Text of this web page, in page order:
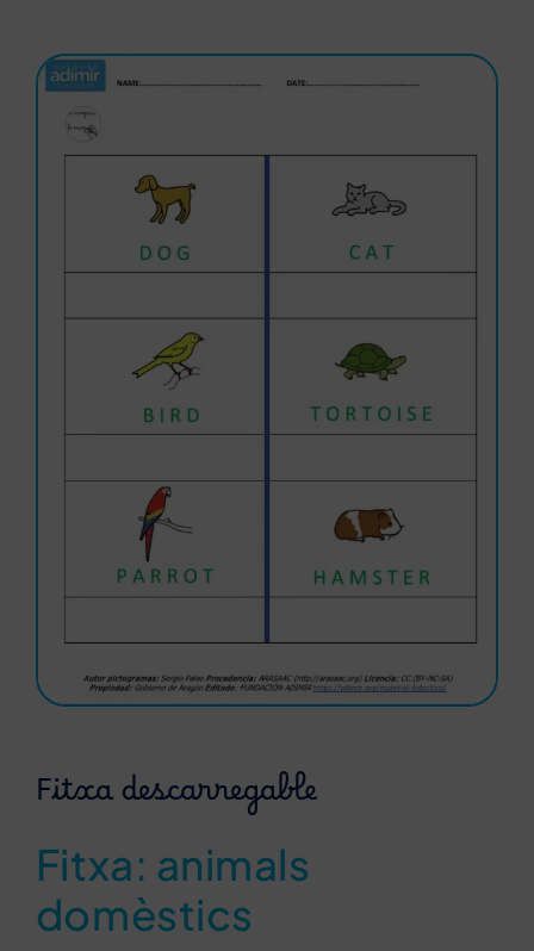
Fitxa descarregable
Fitxa: animals
domèstics